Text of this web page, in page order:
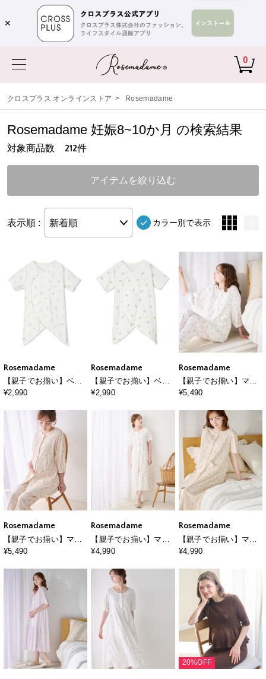
✕
0
クロスプラス オンラインストア > Rosemadame
対象商品数 212件
Rosemadame 妊娠8~10か月 の検索結果
アイテムを絞り込む
表示順 : 新着順 カラー別で表示
Rosemadame
【親子でお揃い】ベビ
ー 肌着セット｜綿
柄 フライス素材 新生児
出産準備 出産祝い
¥2,990
Rosemadame
【親子でお揃い】ベビ
ー 肌着セット｜綿
柄 フライス素材 新生児
出産準備 出産祝い
¥2,990
Rosemadame
【親子でお揃い】マタ
ニティ パジャマ｜綿
ームウェア 産前産後対
¥5,490
Rosemadame
【親子でお揃い】マタ
ニティ パジャマ｜綿
ームウェア 産前産後対
¥5,490
Rosemadame
【親子でお揃い】マタ
ニティ ルームワンピー
乳対応 ネグリジェ パジ
ャマ 産前産後対応
¥4,990
Rosemadame
【親子でお揃い】マタ
ニティ ルームワンピー
乳対応 ネグリジェ パジ
ャマ 産前産後対応
¥4,990
20%OFF